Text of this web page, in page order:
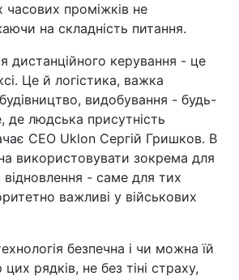
часових проміжків не
на складність питання.
дистанційного керування - це
Це й логістика, важка
видобування - будь-
де людська присутність
СЕО Uklon Сергій Гришков. В
використовувати зокрема для
відновлення - саме для тих
важливі у військових
безпечна і чи можна їй
рядків, не без тіні страху,